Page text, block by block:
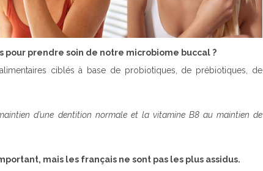
prendre soin de notre microbiome buccal ?
ciblés à base de probiotiques, de prébiotiques, de
d’une dentition normale etla vitamine B8 au maintien de
mais les français ne sont pas les plus assidus.